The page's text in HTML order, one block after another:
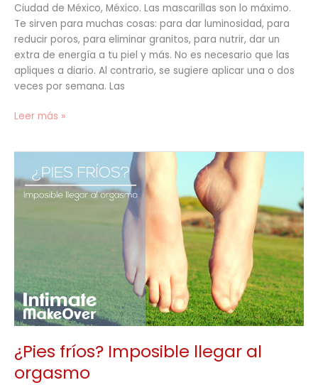
Ciudad de México, México. Las mascarillas son lo máximo.
Te sirven para muchas cosas: para dar luminosidad, para
reducir poros, para eliminar granitos, para nutrir, dar un
extra de energía a tu piel y más. No es necesario que las
apliques a diario. Al contrario, se sugiere aplicar una o dos
veces por semana. Las
Leer más »
¿Pies fríos? Imposible llegar al
orgasmo
fríos?
Imposible